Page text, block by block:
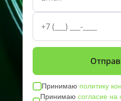
Принимаю политику
Принимаюсогласие на